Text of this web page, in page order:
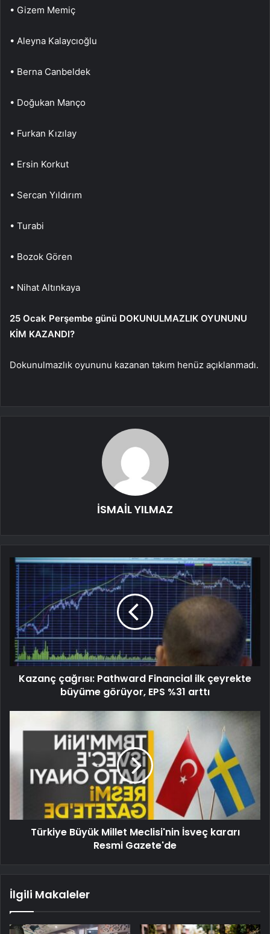
• Gizem Memiç
• Aleyna Kalaycıoğlu
• Berna Canbeldek
• Doğukan Manço
• Furkan Kızılay
• Ersin Korkut
• Sercan Yıldırım
• Turabi
• Bozok Gören
• Nihat Altınkaya
25 Ocak Perşembe günü DOKUNULMAZLIK OYUNUNU
KİM KAZANDI?
Dokunulmazlık oyununu kazanan takım henüz açıklanmadı.
İSMAİL YILMAZ
Kazanç çağrısı: Pathward Financial ilk çeyrekte
büyüme görüyor, EPS %31 arttı
Türkiye Büyük Millet Meclisi'nin İsveç kararı
Resmi Gazete'de
İlgili Makaleler